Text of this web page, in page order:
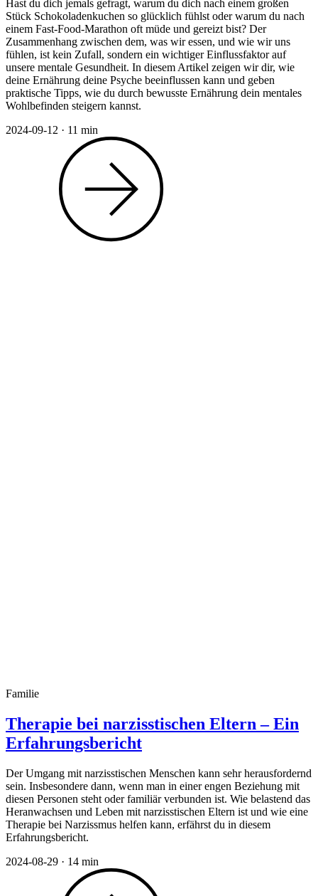
Hast du dich jemals gefragt, warum du dich nach einem großen
Stück Schokoladenkuchen so glücklich fühlst oder warum du nach
einem Fast-Food-Marathon oft müde und gereizt bist? Der
Zusammenhang zwischen dem, was wir essen, und wie wir uns
fühlen, ist kein Zufall, sondern ein wichtiger Einflussfaktor auf
unsere mentale Gesundheit. In diesem Artikel zeigen wir dir, wie
deine Ernährung deine Psyche beeinflussen kann und geben
praktische Tipps, wie du durch bewusste Ernährung dein mentales
Wohlbefinden steigern kannst.
2024-09-12 · 11 min
Familie
Therapie bei narzisstischen Eltern – Ein
Erfahrungsbericht
Der Umgang mit narzisstischen Menschen kann sehr herausfordernd
sein. Insbesondere dann, wenn man in einer engen Beziehung mit
diesen Personen steht oder familiär verbunden ist. Wie belastend das
Heranwachsen und Leben mit narzisstischen Eltern ist und wie eine
Therapie bei Narzissmus helfen kann, erfährst du in diesem
Erfahrungsbericht.
2024-08-29 · 14 min